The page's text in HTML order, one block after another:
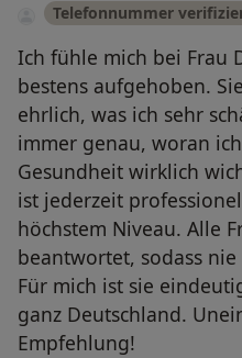
Telefonnummer
Ich fühle mich bei Frau
bestens aufgehoben.
ehrlich, was ich sehr
immer genau, woran
Gesundheit wirklich
ist jederzeit
höchstem Niveau. Alle
beantwortet, sodass
Für mich ist sie
ganz Deutschland.
Empfehlung!